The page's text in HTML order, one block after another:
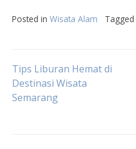
Posted in Wisata Alam Tagged
Post
navigation
Tips Liburan Hemat di
Destinasi Wisata
Semarang